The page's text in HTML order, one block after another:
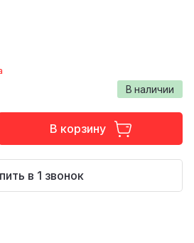
В наличии
В корзину
в 1 звонок